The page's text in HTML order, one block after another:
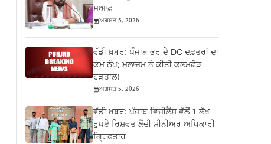
ਮੁਆਫ਼
ਅਗਸਤ 5, 2026
ਵੱਡੀ ਖ਼ਬਰ: ਪੰਜਾਬ ਭਰ ਦੇ DC ਦਫ਼ਤਰਾਂ ਦਾ
ਕੰਮ ਠੱਪ; ਮੁਲਾਜ਼ਮ ਨੇ ਕੀਤੀ ਕਲਮਛੋੜ
ਹੜਤਾਲ!
ਅਗਸਤ 5, 2026
ਵੱਡੀ ਖ਼ਬਰ: ਪੰਜਾਬ ਵਿਜੀਲੈਂਸ ਵੱਲੋਂ 1 ਲੱਖ
ਰੁਪਏ ਰਿਸ਼ਵਤ ਲੈਂਦੀ ਸੀਨੀਅਰ ਅਧਿਕਾਰੀ
ਗ੍ਰਿਫ਼ਤਾਰ